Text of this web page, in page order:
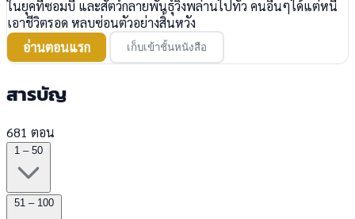
ในยุคที่ซอมบี้ และสัตว์กลายพันธุ์วิ่งพล่านไปทั่ว คนอื่นๆได้แต่หนี
เอาชีวิตรอด หลบซ่อนตัวอย่างสิ้นหวัง
อ่านตอนแรก
เก็บเข้าชั้นหนังสือ
สารบัญ
681 ตอน
1 – 50
51 – 100